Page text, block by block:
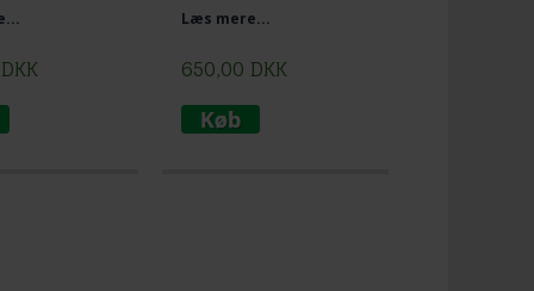
DKK
skønne farver
Læs mere...
650,00 DKK